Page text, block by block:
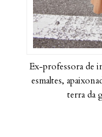
Ex-professora de
esmaltes,
terra da